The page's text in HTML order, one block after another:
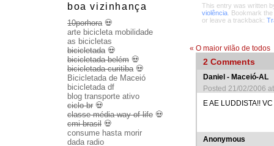
This entry was written
violência . Bookmark the
or leave a trackback:
« O maior vilão de todos
2 Comments
Daniel - Maceió-AL
Posted 21/02/2006
E AE LUDDISTA!!
Anonymous
boa vizinhança
10porhora💀
arte bicicleta mobilidade
as bicicletas
bicicletada💀
bicicletada belém 💀
bicicletada curitiba💀
Bicicletada de Maceió
bicicletada df
blog transporte ativo
ciclo br 💀
classe média way of life 💀
cmi brasil 💀
consume hasta morir
dada radio